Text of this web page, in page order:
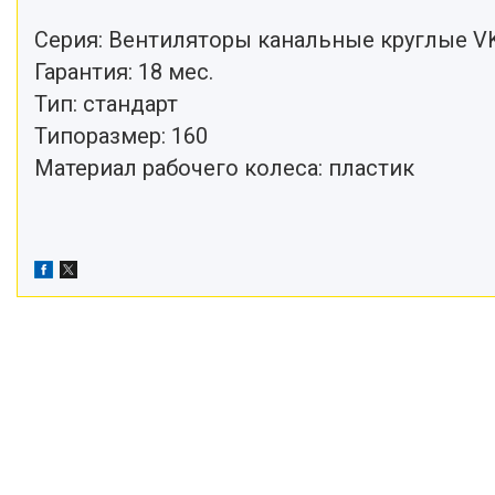
Серия: Вентиляторы канальные круглые
Гарантия: 18 мес.
Тип: стандарт
Типоразмер: 160
Материал рабочего колеса: пластик